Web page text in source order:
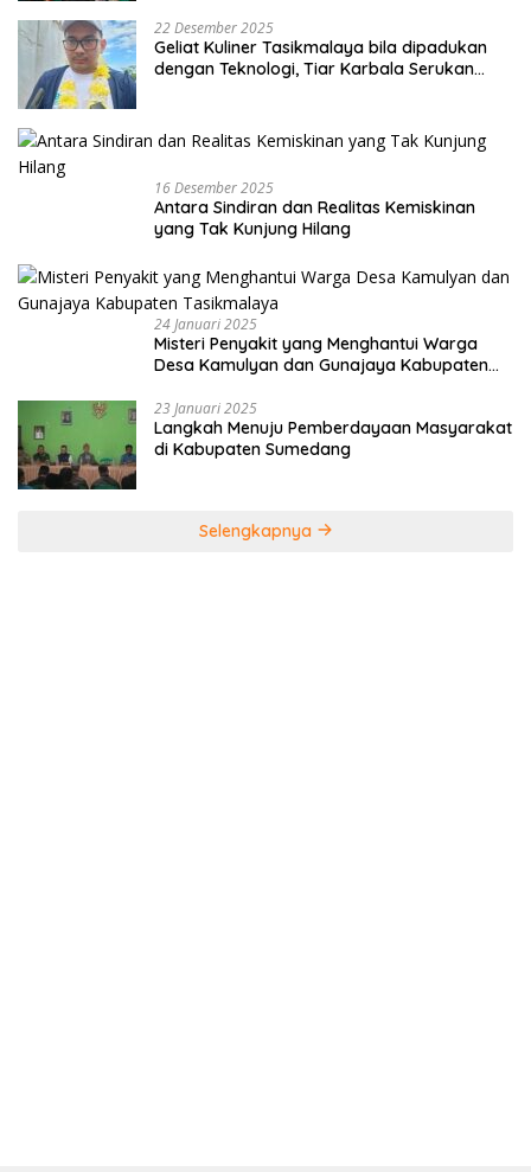
22 Desember 2025
Geliat Kuliner Tasikmalaya bila dipadukan
dengan Teknologi, Tiar Karbala Serukan
16 Desember 2025
Antara Sindiran dan Realitas Kemiskinan
yang Tak Kunjung Hilang
24 Januari 2025
Misteri Penyakit yang Menghantui Warga
Desa Kamulyan dan Gunajaya Kabupaten
23 Januari 2025
Langkah Menuju Pemberdayaan Masyarakat
di Kabupaten Sumedang
Selengkapnya